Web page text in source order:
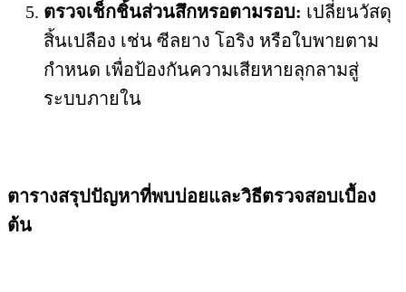
ตรวจเช็กชิ้นส่วนสึกหรอตามรอบ: เปลี่ยนวัสดุ
สิ้นเปลือง เช่น ซีลยาง โอริง หรือใบพายตาม
กำหนด เพื่อป้องกันความเสียหายลุกลามสู่
ระบบภายใน
ตารางสรุปปัญหาที่พบบ่อยและวิธีตรวจสอบเบื้อง
ต้น